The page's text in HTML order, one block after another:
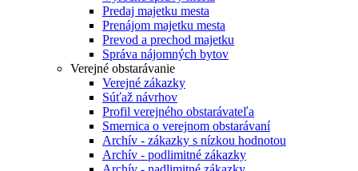
Predaj majetku mesta
Prenájom majetku mesta
Prevod a prechod majetku
Správa nájomných bytov
Verejné obstarávanie
Verejné zákazky
Súťaž návrhov
Profil verejného obstarávateľa
Smernica o verejnom obstarávaní
Archív - zákazky s nízkou hodnotou
Archív - podlimitné zákazky